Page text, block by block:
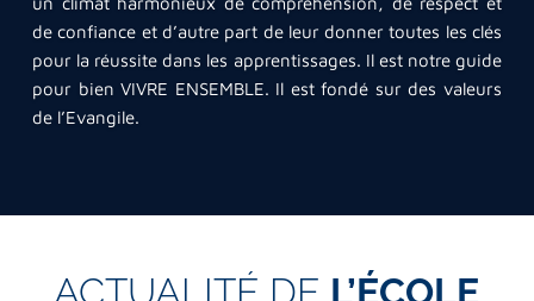
de confiance et d’autre part de leur donner toutes les clés
pour la réussite dans les apprentissages. Il est notre guide
pour bien VIVRE ENSEMBLE. Il est fondé sur des valeurs
de l’Evangile.
La pastorale circule donc entre tous les acteurs de la
communauté éducative. Elle est dans le sourire, le
bonjour, l’écoute, la sanction posée avec justice et
médiation, le soutien, etc.
13h20)
ACTUALITÉ DE L’ÉCOLE